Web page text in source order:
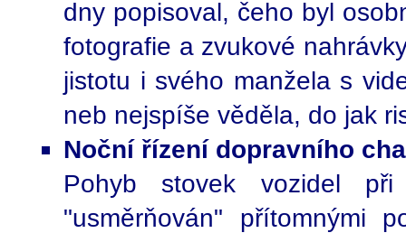
dny popisoval, čeho byl
fotografie a zvukové
jistotu i svého manžela s
neb nejspíše věděla, do jak
Noční řízení dopravního
Pohyb stovek vozidel
"usměrňován" přítomnými